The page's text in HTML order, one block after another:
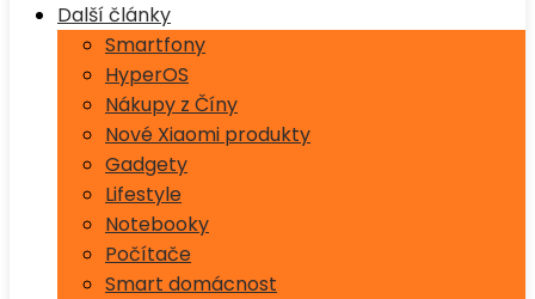
Další články
Smartfony
HyperOS
Nákupy z Číny
Nové Xiaomi produkty
Gadgety
Lifestyle
Notebooky
Počítače
Smart domácnost